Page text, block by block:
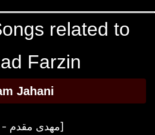
related to
Farzin
Jahani
[مهدی مقدم - آواز]